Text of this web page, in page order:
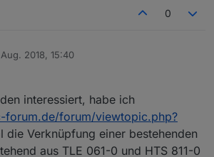
0
2018, 15:40
interessiert, habe ich
forum.de/forum/viewtopic.php?
die Verknüpfung einer bestehenden
aus TLE 061-0 und HTS 811-0